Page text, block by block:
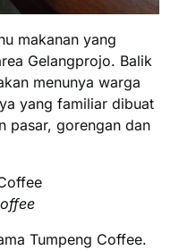
makanan yang
Gelangprojo. Balik
menunya warga
yang familiar dibuat
pasar, gorengan dan
Tumpeng Coffee.